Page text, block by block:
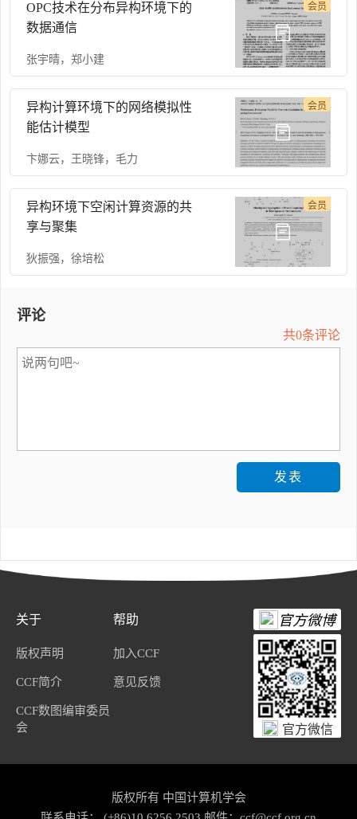
OPC技术在分布异构环境下的
数据通信
张宇晴，郑小建
会员
异构计算环境下的网络模拟性
能估计模型
卞娜云， 王晓锋， 毛力
会员
异构环境下空闲计算资源的共
享与聚集
狄振强 ，徐培松
会员
评论
共0条评论
发表
关于
版权声明
CCF简介
CCF数图编审委员
会
帮助
加入CCF
意见反馈
官方微博
官方微信
版权所有 中国计算机学会